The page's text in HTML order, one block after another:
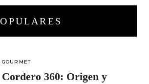
GOURMET
Cordero 360: Origen y